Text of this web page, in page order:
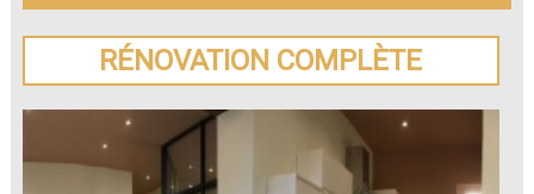
RÉNOVATION COMPLÈTE